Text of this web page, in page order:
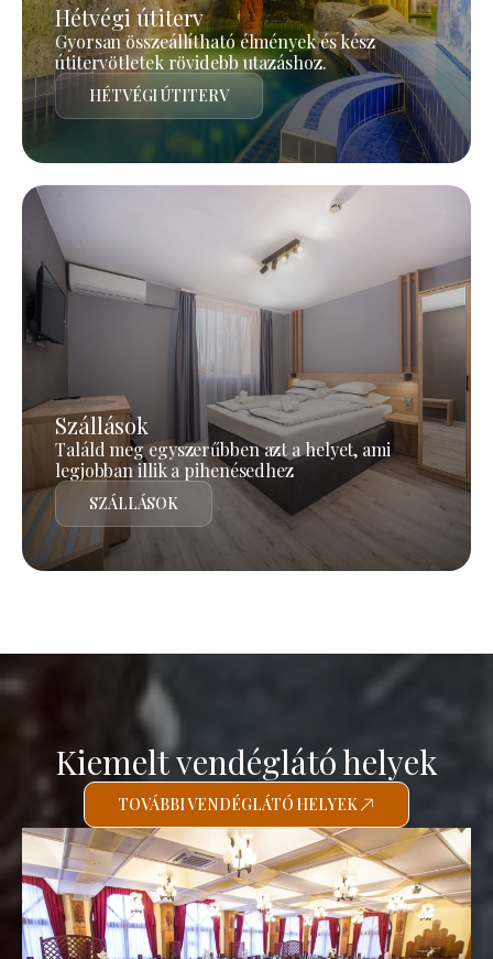
Hétvégi útiterv
Gyorsan összeállítható élmények és kész
útitervötletek rövidebb utazáshoz.
HÉTVÉGI ÚTITERV
Szállások
Találd meg egyszerűbben azt a helyet, ami
legjobban illik a pihenésedhez
SZÁLLÁSOK
Kiemelt vendéglátó helyek
TOVÁBBI VENDÉGLÁTÓ HELYEK